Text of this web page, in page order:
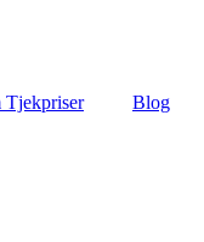
Tjekpriser
Blog